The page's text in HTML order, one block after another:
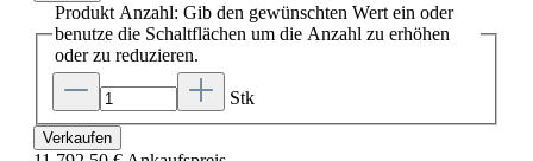
Produkt Anzahl: Gib den gewünschten Wert ein oder
benutze die Schaltflächen um die Anzahl zu erhöhen
oder zu reduzieren.
Stk
Verkaufen